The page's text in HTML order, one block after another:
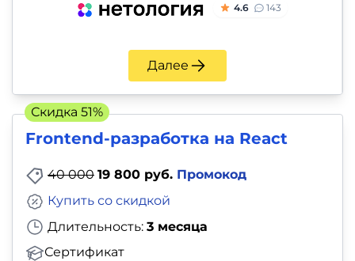
4.6 143
Далее
Frontend-разработка на React
40 000 19 800 руб. Промокод
Длительность: 3 месяца
Сертификат
Купить со скидкой
Скидка 51%